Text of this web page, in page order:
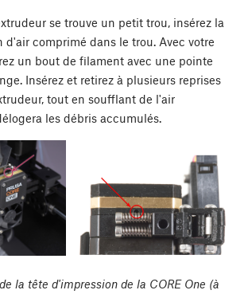
se trouve un petit trou, insérez la
comprimé dans le trou. Avec votre
un bout de filament avec une pointe
Insérez et retirez à plusieurs reprises
tout en soufflant de l'air
les débris accumulés.
la tête d'impression de la CORE One (à